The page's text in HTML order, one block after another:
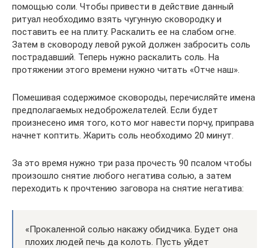
помощью соли. Чтобы привести в действие данный
ритуал необходимо взять чугунную сковородку и
поставить ее на плиту. Раскалить ее на слабом огне.
Затем в сковороду левой рукой должен забросить соль
пострадавший. Теперь нужно раскалить соль. На
протяжении этого времени нужно читать «Отче наш».
Помешивая содержимое сковороды, перечисляйте имена
предполагаемых недоброжелателей. Если будет
произнесено имя того, кото мог навести порчу, приправа
начнет коптить. Жарить соль необходимо 20 минут.
За это время нужно три раза прочесть 90 псалом чтобы
произошло снятие любого негатива солью, а затем
переходить к прочтению заговора на снятие негатива:
«Прокаленной солью накажу обидчика. Будет она
плохих людей печь да колоть. Пусть уйдет